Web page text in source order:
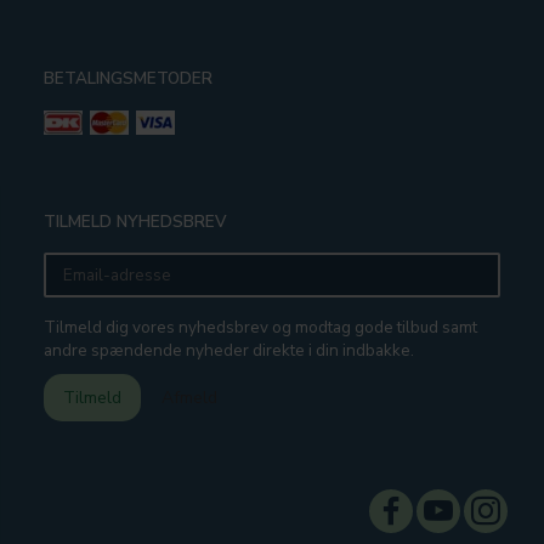
BETALINGSMETODER
TILMELD NYHEDSBREV
Email-
adresse
Tilmeld dig vores nyhedsbrev og modtag gode tilbud samt
andre spændende nyheder direkte i din indbakke.
Tilmeld